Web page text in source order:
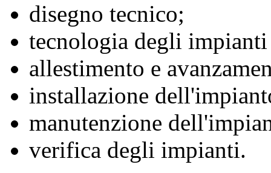
disegno tecnico;
tecnologia degli
allestimento e
installazione
manutenzione
verifica degli impianti.